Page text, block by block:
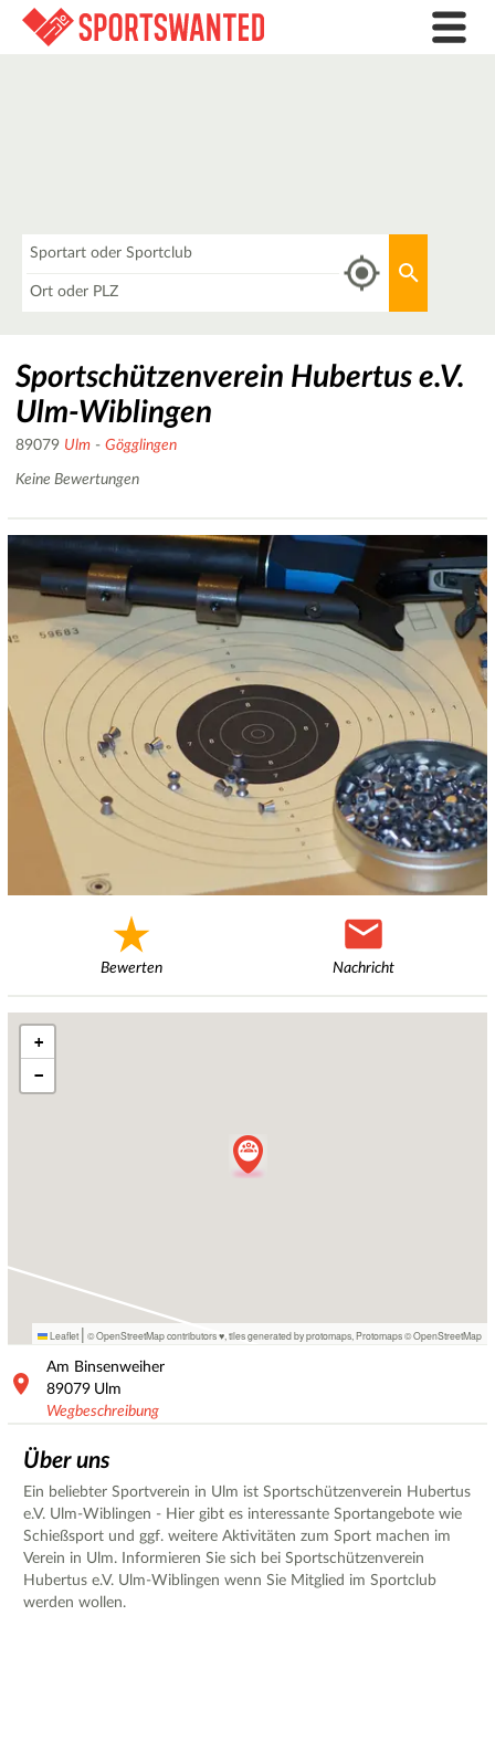
Sportschützenverein Hubertus e.V.
Ulm-Wiblingen
89079 Ulm - Gögglingen
Keine Bewertungen
Bewerten Nachricht
+
−
Leaflet | © OpenStreetMap contributors ♥, tiles generated by protomaps Protomaps©OpenStreetMap
Am Binsenweiher
89079 Ulm
Wegbeschreibung
Über uns
Ein beliebter Sportverein in Ulm ist Sportschützenverein Hubertus
e.V. Ulm-Wiblingen - Hier gibt es interessante Sportangebote wie
Schießsport und ggf. weitere Aktivitäten zum Sport machen im
Verein in Ulm. Informieren Sie sich bei Sportschützenverein
Hubertus e.V. Ulm-Wiblingen wenn Sie Mitglied im Sportclub
werden wollen.